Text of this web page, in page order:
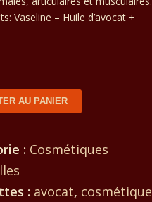
Vaseline – Huile d’avocat +
AU PANIER
: Cosmétiques
: avocat, cosmétique